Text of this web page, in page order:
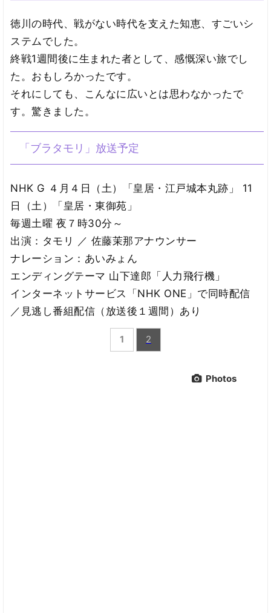
徳川の時代、戦がない時代を支えた知恵、すごいシ
ステムでした。
終戦1週間後に生まれた者として、感慨深い旅でし
た。おもしろかったです。
それにしても、こんなに広いとは思わなかったで
す。驚きました。
「ブラタモリ」放送予定
NHK G ４月４日（土）「皇居・江戸城本丸跡」 11
日（土）「皇居・東御苑」
毎週土曜 夜７時30分～
出演：タモリ ／ 佐藤茉那アナウンサー
ナレーション：あいみょん
エンディングテーマ 山下達郎「人力飛行機」
インターネットサービス「NHK ONE」で同時配信
／見逃し番組配信（放送後１週間）あり
1 2
Photos